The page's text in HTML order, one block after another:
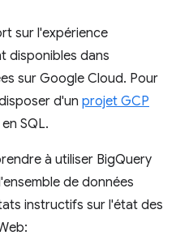
sur l'expérience
disponibles dans
sur Google Cloud. Pour
d'un projet GCP
SQL.
à utiliser BigQuery
de données
instructifs sur l'état des